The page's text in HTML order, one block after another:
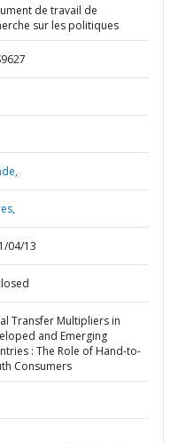
de travail de
sur les politiques
04/13
Transfer Multipliers in
and Emerging
: The Role of Hand-to-
Consumers